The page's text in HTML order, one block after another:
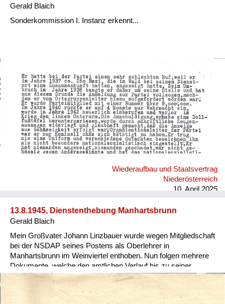
Gerald Blaich
Sonderkommission I. Instanz erkennt...
Wiederaufbau und Staatsvertrag
Niederösterreich
10. April 2025
13.8.1945, Dienstenthebung Manhartsbrunn
Gerald Blaich
Mein Großvater Johann Linzbauer wurde wegen Mitgliedschaft
bei der NSDAP seines Postens als Oberlehrer in
Manhartsbrunn im Weinviertel enthoben. Nun folgen mehrere
Dokumente, welche den amtlichen Verlauf bis zu seiner
Rehabilitierung nachvollziehen.